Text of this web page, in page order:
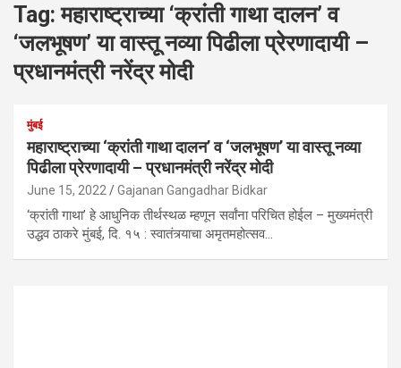
Tag:महाराष्ट्राच्या ‘क्रांती गाथा दालन’ व
‘जलभूषण’ या वास्तू नव्या पिढीला प्रेरणादायी –
प्रधानमंत्री नरेंद्र मोदी
मुंबई
महाराष्ट्राच्या ‘क्रांती गाथा दालन’ व ‘जलभूषण’ या वास्तू नव्या
पिढीला प्रेरणादायी – प्रधानमंत्री नरेंद्र मोदी
June 15, 2022 Gajanan Gangadhar Bidkar
‘क्रांती गाथा’ हे आधुनिक तीर्थस्थळ म्हणून सर्वांना परिचित होईल – मुख्यमंत्री
उद्धव ठाकरे मुंबई, दि. १५ : स्वातंत्र्याचा अमृतमहोत्सव…